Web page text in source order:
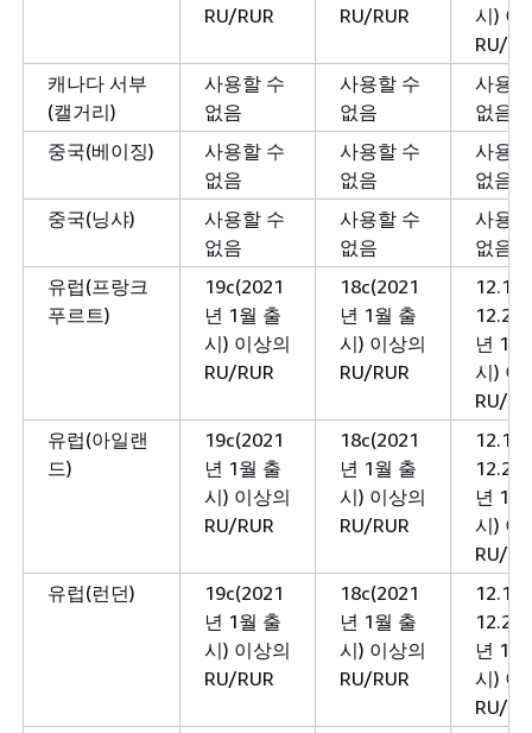
RU/RUR
RU/RUR
시) 이
RU/
캐나다 서부
(캘거리)
사용할 수
없음
사용할 수
없음
사용
없음
중국(베이징)
사용할 수
없음
사용할 수
없음
사용
없음
중국(닝샤)
사용할 수
없음
사용할 수
없음
사용
없음
유럽(프랑크
푸르트)
19c(2021
년 1월 출
시) 이상의
RU/RUR
18c(2021
년 1월 출
시) 이상의
RU/RUR
12.1
년 1
시) 이
RU/
유럽(아일랜
드)
19c(2021
년 1월 출
시) 이상의
RU/RUR
18c(2021
년 1월 출
시) 이상의
RU/RUR
12.1
년 1
시) 이
RU/
유럽(런던)
19c(2021
년 1월 출
시) 이상의
RU/RUR
18c(2021
년 1월 출
시) 이상의
RU/RUR
12.1
년 1
시) 이
RU/